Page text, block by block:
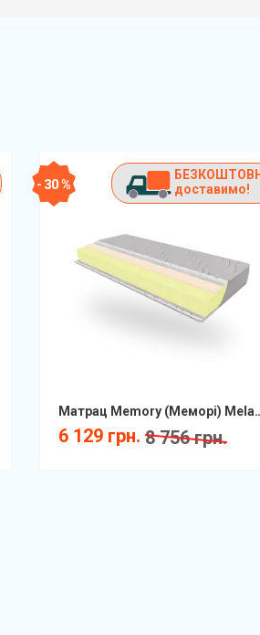
- 30 %
доставимо!
Матрац Memory
6 129 грн. 8 756 грн.